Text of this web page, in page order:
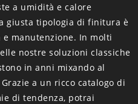
a umidità e calore
giusta tipologia di finitura è
manutenzione. In molti
nostre soluzioni classiche
in anni mixando al
a un ricco catalogo di
di tendenza, potrai